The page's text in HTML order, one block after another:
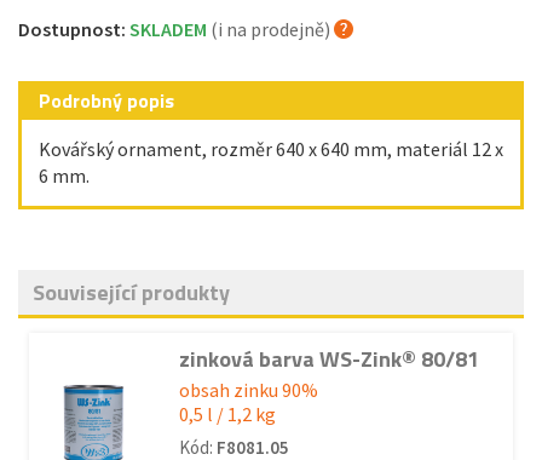
Dostupnost: SKLADEM (i na prodejně)
Podrobný popis
Kovářský ornament, rozměr 640 x 640 mm, materiál 12 x
6 mm.
Související produkty
zinková barva WS-Zink® 80/81
obsah zinku 90%
0,5 l / 1,2 kg
Kód: F8081.05